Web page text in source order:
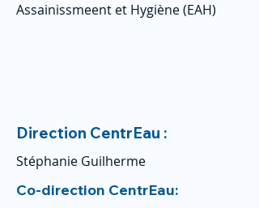
Assainissmeent et Hygiène (EAH)
Direction CentrEau :
Stéphanie Guilherme
Co-direction CentrEau: